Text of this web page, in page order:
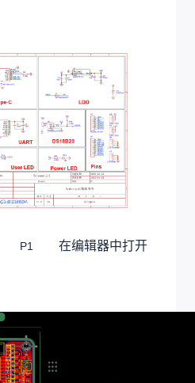
P1 在编辑器中打开